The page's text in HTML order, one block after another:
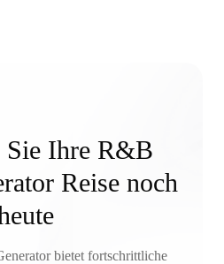
Sie Ihre R&B
Reise noch
bietet fortschrittliche